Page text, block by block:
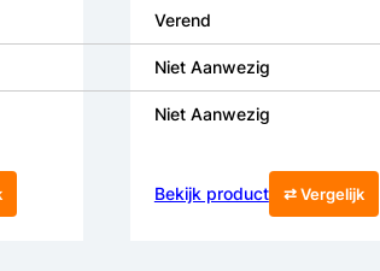
Verend
Niet Aanwezig
Niet Aanwezig
Bekijk product ⇄ Vergelijk